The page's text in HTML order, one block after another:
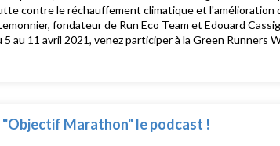
contre le réchauffement climatique et l'amélioration
fondateur de Run Eco Team et Edouard
5 au 11 avril 2021, venez participer à la Green Runners
"Objectif Marathon" le podcast !